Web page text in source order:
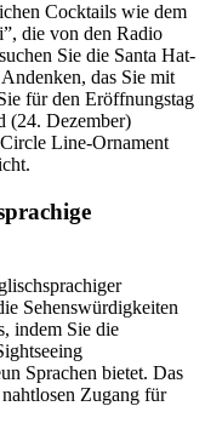
Cocktails wie dem
die von den Radio
Sie die Santa Hat-
das Sie mit
für den Eröffnungstag
(24. Dezember)
Line-Ornament
Sehenswürdigkeiten
indem Sie die
Sprachen bietet. Das
Zugang für